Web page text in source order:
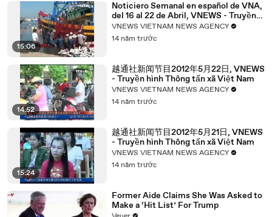
15:06
Noticiero Semanal en español de VNA,
del 16 al 22 de Abril, VNEWS - Truyền
hình Thông tấn xã Việt Nam
VNEWS VIETNAM NEWS AGENCY
14 năm trước
14:52
越通社新闻节目2012年5月22日, VNEWS
- Truyền hình Thông tấn xã Việt Nam
VNEWS VIETNAM NEWS AGENCY
14 năm trước
15:24
越通社新闻节目2012年5月21日, VNEWS
- Truyền hình Thông tấn xã Việt Nam
VNEWS VIETNAM NEWS AGENCY
14 năm trước
Former Aide Claims She Was Asked to
Make a ‘Hit List’ For Trump